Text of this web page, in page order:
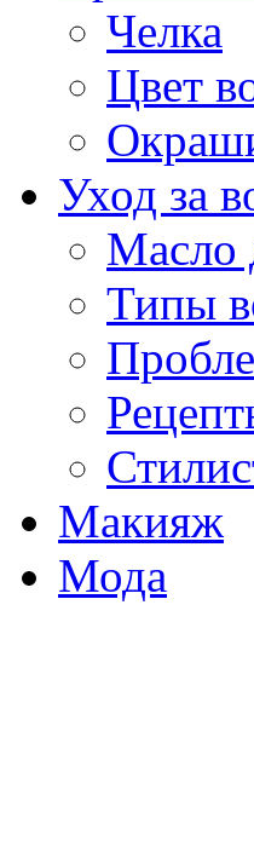
Челка
Цвет
Уход за
Масло
Типы
Макияж
Мода